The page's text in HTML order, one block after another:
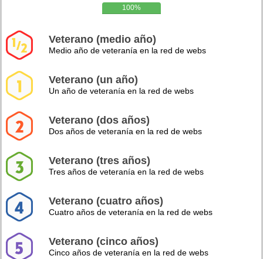
100%
Veterano (medio año)
Medio año de veteranía en la red de webs
Veterano (un año)
Un año de veteranía en la red de webs
Veterano (dos años)
Dos años de veteranía en la red de webs
Veterano (tres años)
Tres años de veteranía en la red de webs
Veterano (cuatro años)
Cuatro años de veteranía en la red de webs
Veterano (cinco años)
Cinco años de veteranía en la red de webs